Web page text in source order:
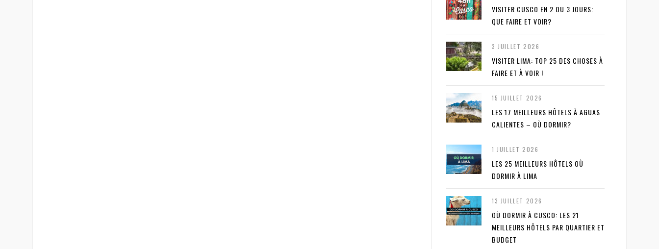
VISITER CUSCO EN 2 OU 3 JOURS:
QUE FAIRE ET VOIR?
3 JUILLET 2026
VISITER LIMA: TOP 25 DES CHOSES À
FAIRE ET À VOIR !
15 JUILLET 2026
LES 17 MEILLEURS HÔTELS À AGUAS
CALIENTES – OÙ DORMIR?
1 JUILLET 2026
LES 25 MEILLEURS HÔTELS OÙ
DORMIR À LIMA
13 JUILLET 2026
OÙ DORMIR À CUSCO: LES 21
MEILLEURS HÔTELS PAR QUARTIER ET
BUDGET